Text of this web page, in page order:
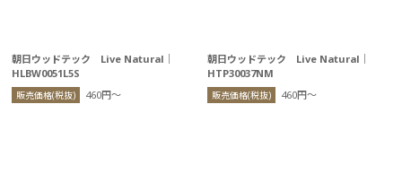
朝日ウッドテック Live Natural｜
HLBW0051L5S
販売価格(税抜) 460円〜
朝日ウッドテック Live Natural｜
HTP30037NM
販売価格(税抜) 460円〜